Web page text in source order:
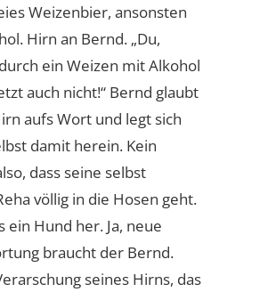
Weizenbier, ansonsten
Hirn an Bernd. „Du,
ein Weizen mit Alkohol
auch nicht!“ Bernd glaubt
aufs Wort und legt sich
damit herein. Kein
dass seine selbst
völlig in die Hosen geht.
ein Hund her. Ja, neue
braucht der Bernd.
seines Hirns, das